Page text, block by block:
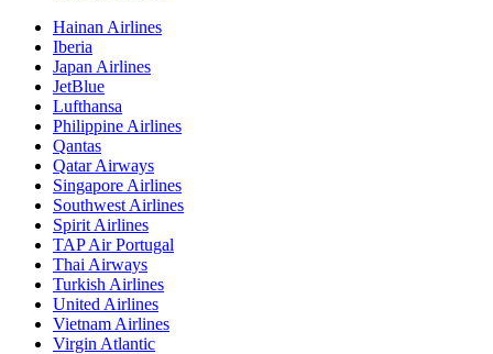
Hainan Airlines
Iberia
Japan Airlines
JetBlue
Lufthansa
Philippine Airlines
Qantas
Qatar Airways
Singapore Airlines
Southwest Airlines
Spirit Airlines
TAP Air Portugal
Thai Airways
Turkish Airlines
United Airlines
Vietnam Airlines
Virgin Atlantic